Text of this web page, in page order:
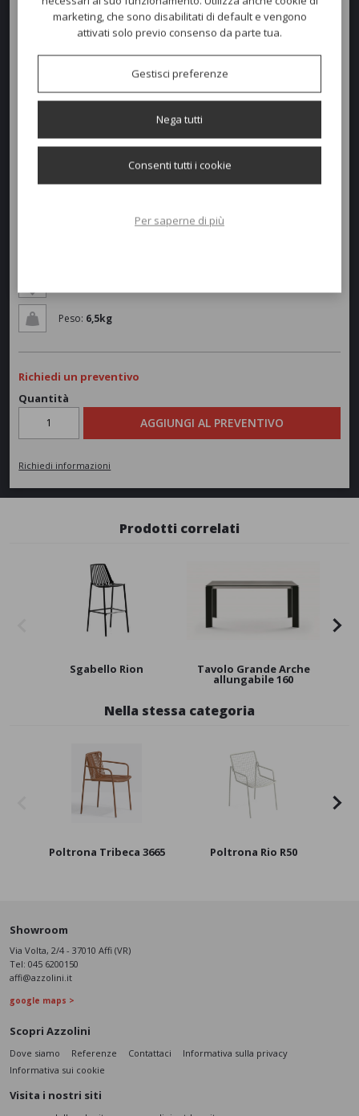
RIONin fusione di alluminio verniciato per uso esterno. Un
prodotto di alta qualità destinato sia al contract che al residenziale. E'
caratterizzata da una monoscocca: braccioli, seduta e schienale in
alluminio pressofuso e gambe in alluminio estruso. Impilabile.
Dimensioni e peso
55cm
Peso: 6,5kg
Richiedi un preventivo
Quantità
AGGIUNGI AL PREVENTIVO
Richiedi informazioni
Prodotti correlati
Sgabello Rion Tavolo Grande Arche
allungabile 160
Nella stessa categoria
Poltrona Tribeca 3665 Poltrona Rio R50
Showroom
Via Volta, 2/4 - 37010 Affi (VR)
Tel: 045 6200150
affi@azzolini.it
google maps >
Scopri Azzolini
Dove siamo Referenze Contattaci
Informativa sulla privacy
Informativa sui cookie
Visita i nostri siti
marketing, che sono disabilitati di default e vengono
attivati solo previo consenso da parte tua.
Gestisci preferenze
Nega tutti
Consenti tutti i cookie
Per saperne di più